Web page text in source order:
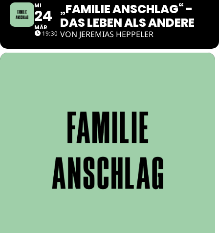
MI
24
MÄR
19:30
„FAMILIE ANSCHLAG“ -
DAS LEBEN ALS ANDERE
VON JEREMIAS HEPPELER